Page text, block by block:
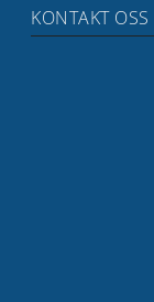
KONTAKT OSS